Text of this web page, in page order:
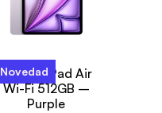
Novedad
13-inch iPad Air
Wi-Fi 512GB –
Purple